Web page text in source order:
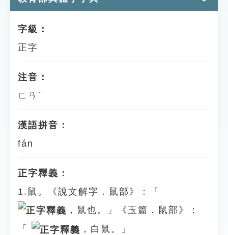
貓頭鷹博士
字級：
正字
注音：
ㄈㄢˊ
漢語拼音：
fán
正字釋義：
1.鼠。《說文解字．鼠部》：「
，鼠也。」《玉篇．鼠部》：
「
，白鼠。」